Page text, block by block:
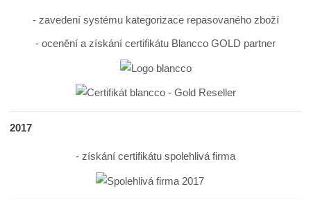
- zavedení systému kategorizace repasovaného zboží
- ocenění a získání certifikátu Blancco GOLD partner
2017
- získání certifikátu spolehlivá firma